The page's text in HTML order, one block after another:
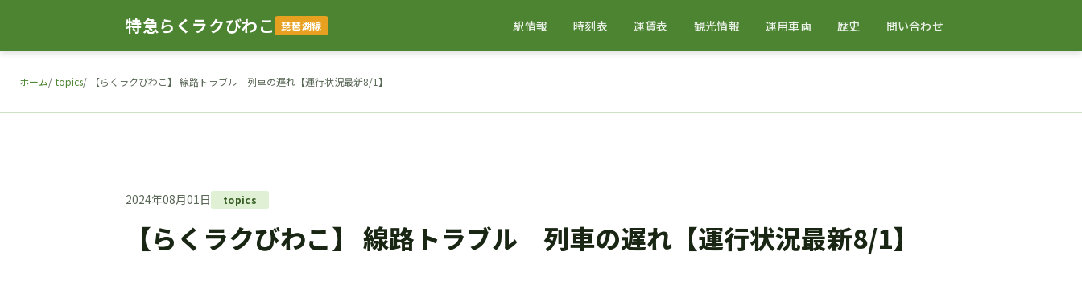
特急らくラクびわこ 琵琶湖線 駅情報 時刻表 運賃表 観光情報 運用車両 歴史 問い合わせ
ホーム topics 【らくラクびわこ】 線路トラブル 列車の遅れ【運行状況最新8/1】
2024年08月01日 topics
【らくラクびわこ】 線路トラブル 列車の遅れ【運行状況最新8/1】